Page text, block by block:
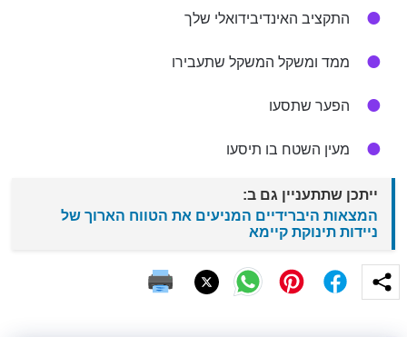
התקציב האינדיבידואלי שלך
ממד ומשקל המשקל שתעבירו
הפער שתסעו
מעין השטח בו תיסעו
ייתכן שתתעניין גם ב:
המצאות היברידיים המניעים את הטווח הארוך של
ניידות תינוקת קיימא